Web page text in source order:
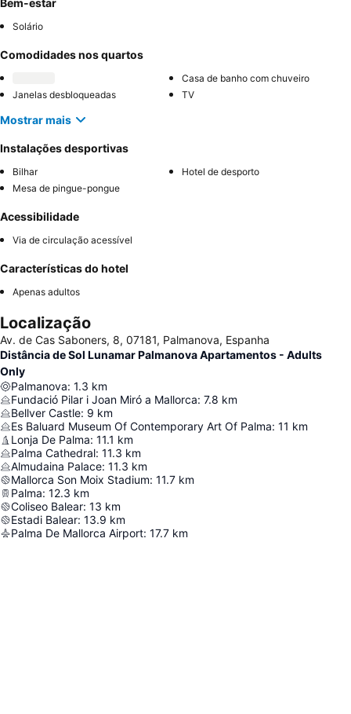
Bem-estar
Solário
Comodidades nos quartos
Casa de banho com chuveiro
Janelas desbloqueadas
TV
Mostrar mais
Instalações desportivas
Bilhar
Hotel de desporto
Mesa de pingue-pongue
Acessibilidade
Via de circulação acessível
Características do hotel
Apenas adultos
Localização
Av. de Cas Saboners, 8, 07181, Palmanova, Espanha
Distância de Sol Lunamar Palmanova Apartamentos - Adults
Only
Palmanova: 1.3 km
Fundació Pilar i Joan Miró a Mallorca: 7.8 km
Bellver Castle: 9 km
Es Baluard Museum Of Contemporary Art Of Palma: 11 km
Lonja De Palma: 11.1 km
Palma Cathedral: 11.3 km
Almudaina Palace: 11.3 km
Mallorca Son Moix Stadium: 11.7 km
Palma: 12.3 km
Coliseo Balear: 13 km
Estadi Balear: 13.9 km
Palma De Mallorca Airport: 17.7 km